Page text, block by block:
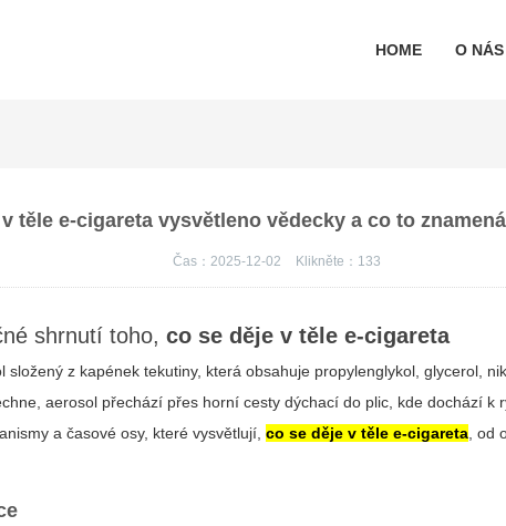
HOME O NÁS
těle e-cigareta vysvětleno vědecky a co to
Čas：2025-12-02 Klikněte： 133
shrnutí toho,co se děje v těle e-cigareta
složený z kapének tekutiny, která obsahuje propylenglykol, glycerol,
aerosol přechází přes horní cesty dýchací do plic, kde dochází k
a časové osy, které vysvětlují,co se děje v těle e-cigareta , od